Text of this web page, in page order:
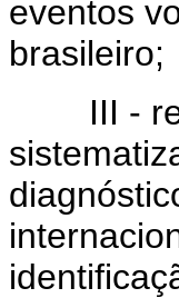
eventos
brasileiro;
III -